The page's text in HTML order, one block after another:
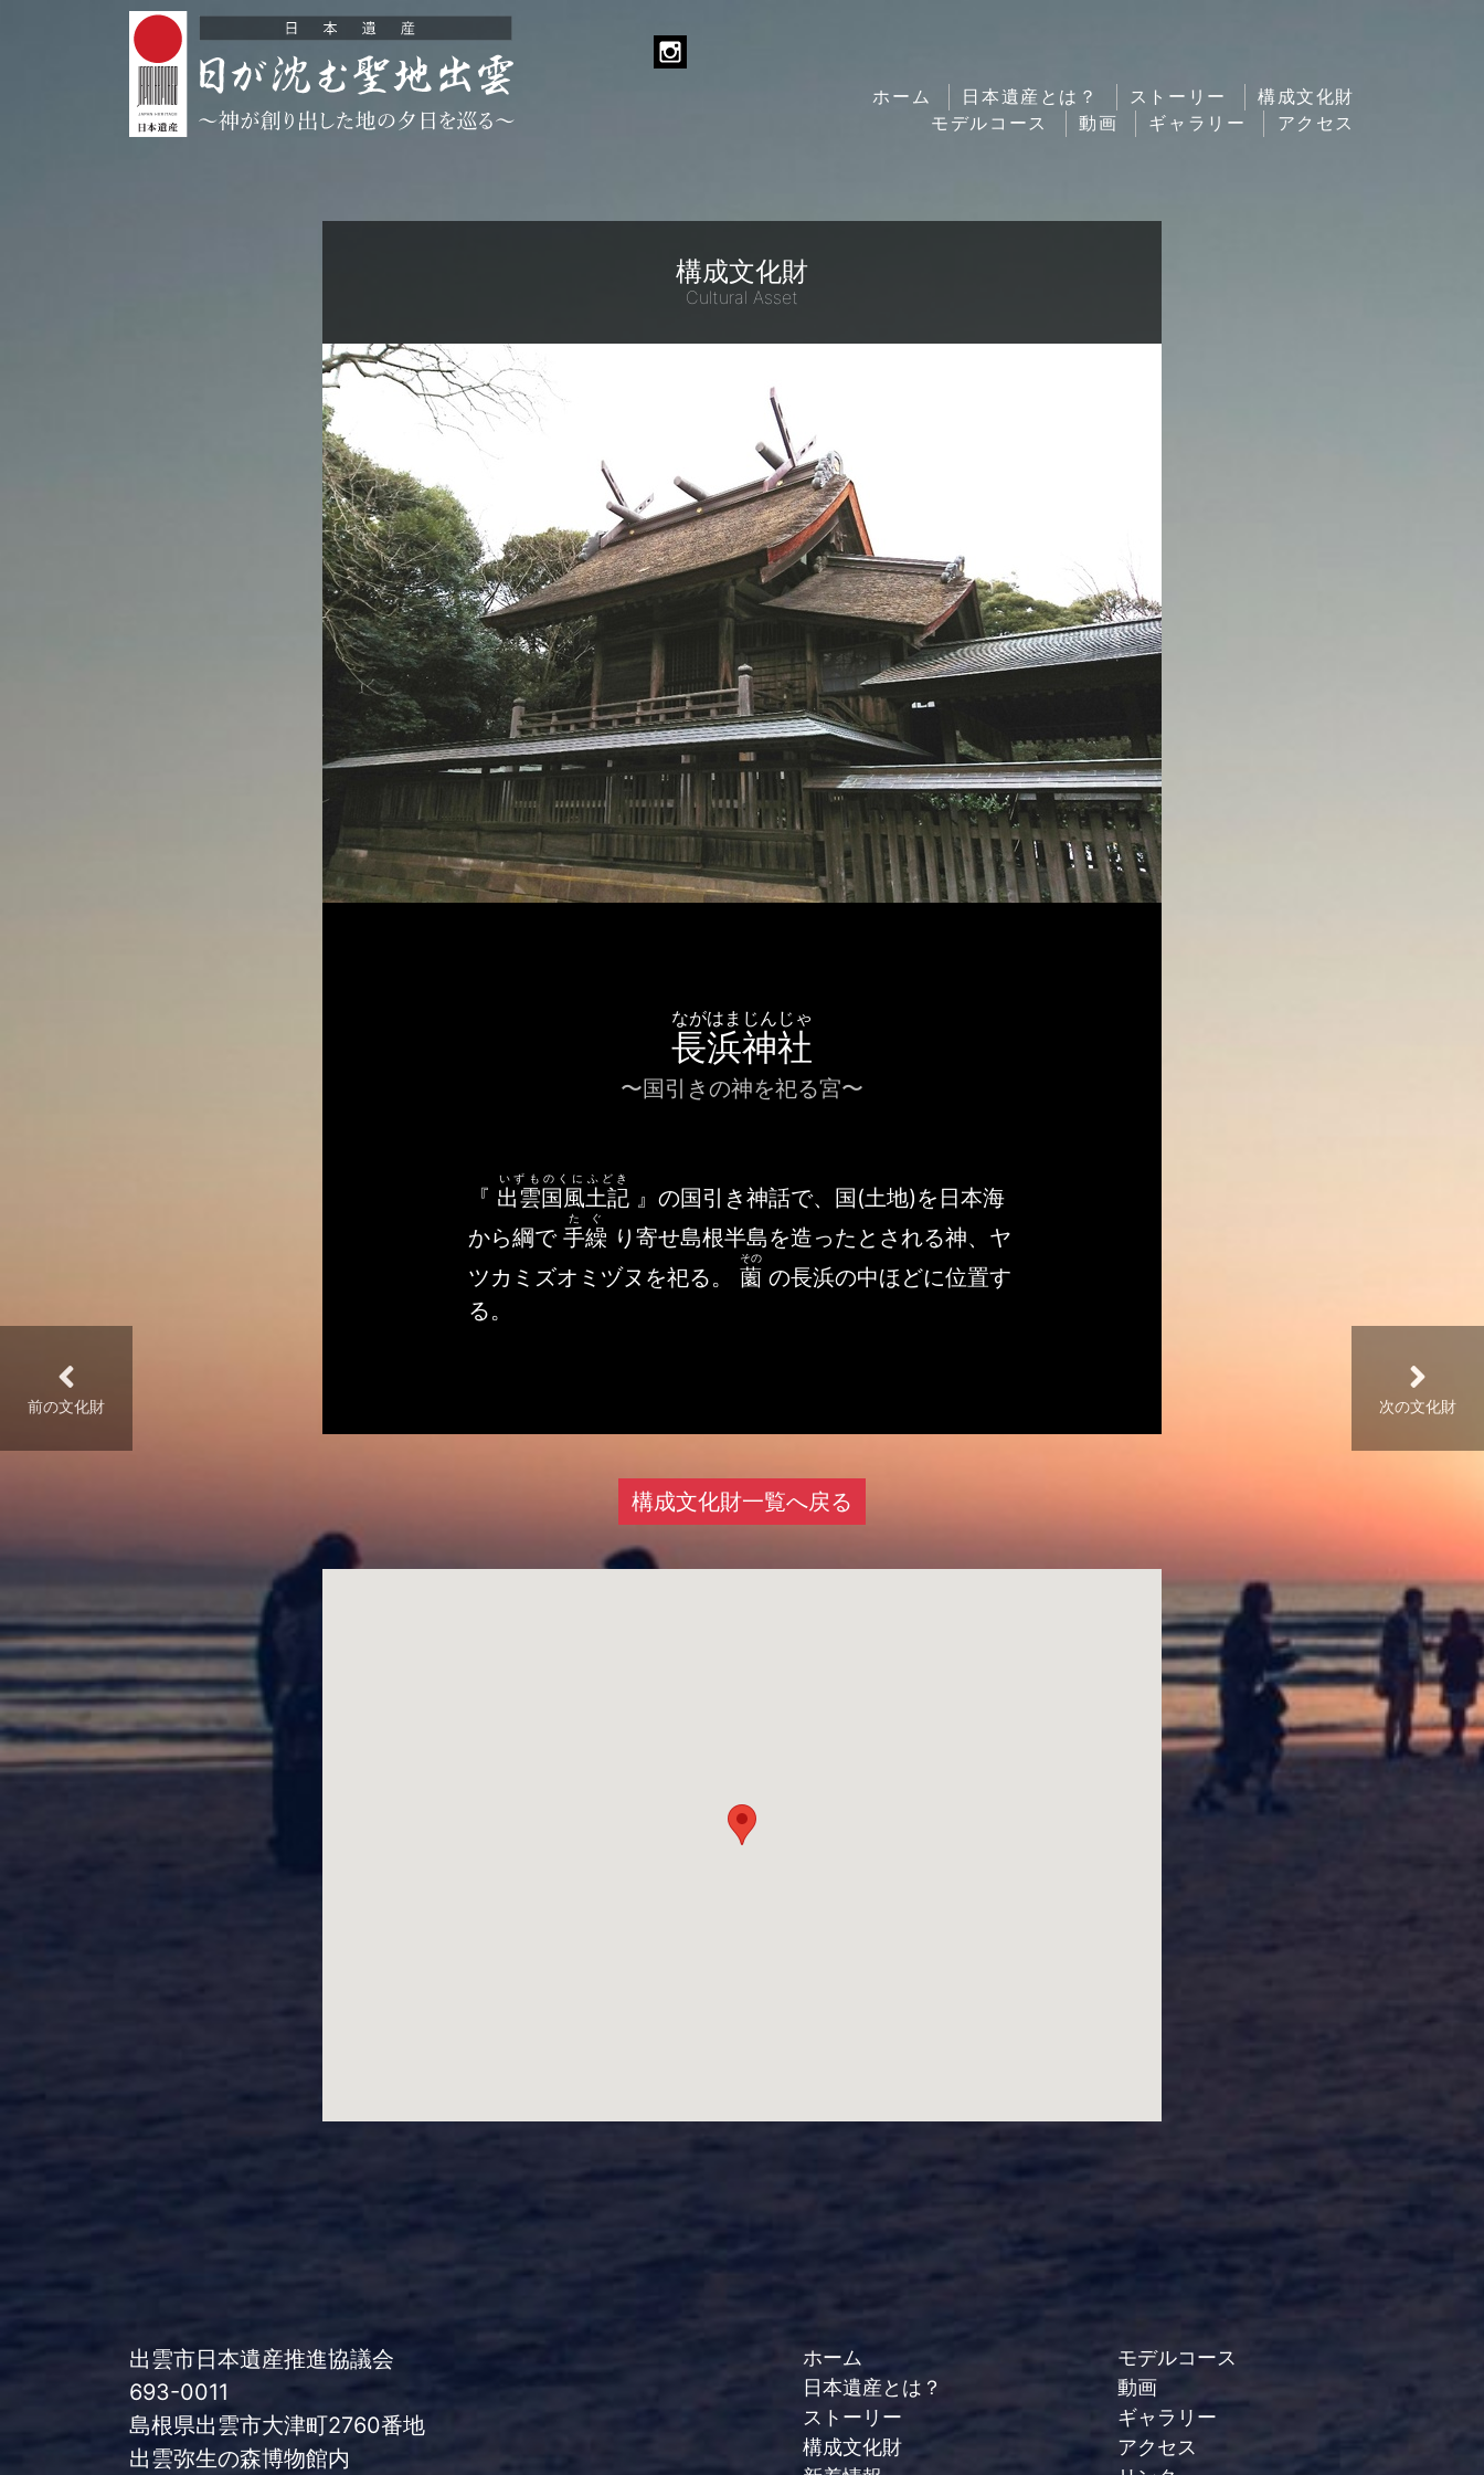
ホーム 日本遺産とは？ ストーリー
構成文化財
モデルコース
動画 ギャラリー アクセス
前の文化財 次の文化財
構成文化財
Cultural Asset
長浜神社
ながはまじんじゃ
〜国引きの神を祀る宮〜
『 出雲国風土記
いずものくにふどき
』の国引き神話で、国(土地)を日本海
から綱で手繰
たぐ
り寄せ島根半島を造ったとされる神、ヤ
ツカミズオミヅヌを祀る。薗
その
の長浜の中ほどに位置す
る。
構成文化財一覧へ戻る
出雲市日本遺産推進協議会
693-0011
島根県出雲市大津町2760番地
出雲弥生の森博物館内
ホーム
日本遺産とは？
ストーリー
構成文化財
モデルコース
動画
ギャラリー
アクセス